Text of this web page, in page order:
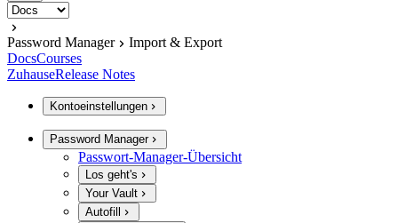
Password Manager
Import & Export
DocsCourses
ZuhauseRelease Notes
Kontoeinstellungen
Password Manager
Passwort-Manager-Übersicht
Los geht's
Your Vault
Autofill